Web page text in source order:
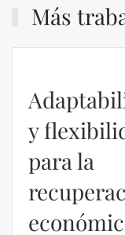
Más
y
para la